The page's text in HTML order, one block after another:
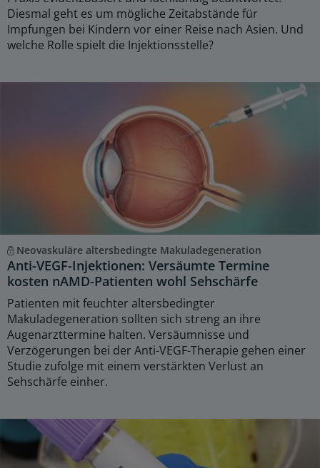
Diesmal geht es um mögliche Zeitabstände für
Impfungen bei Kindern vor einer Reise nach Asien. Und
welche Rolle spielt die Injektionsstelle?
Neovaskuläre altersbedingte Makuladegeneration
Anti-VEGF-Injektionen: Versäumte Termine
kosten nAMD-Patienten wohl Sehschärfe
Patienten mit feuchter altersbedingter
Makuladegeneration sollten sich streng an ihre
Augenarzttermine halten. Versäumnisse und
Verzögerungen bei der Anti-VEGF-Therapie gehen einer
Studie zufolge mit einem verstärkten Verlust an
Sehschärfe einher.